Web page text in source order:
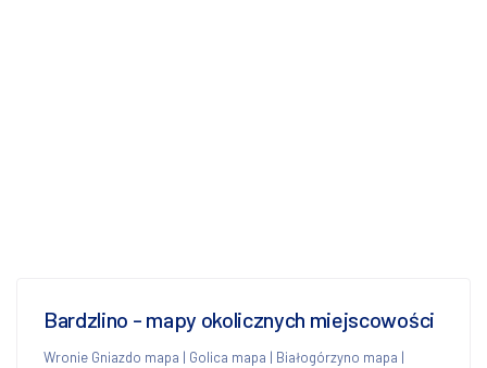
Bardzlino - mapy okolicznych miejscowości
Wronie Gniazdo mapa | Golica mapa | Białogórzyno mapa |